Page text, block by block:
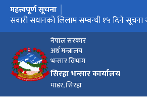
नेपाल सरकार
अर्थ मन्त्रालय
भन्सार विभाग
सिरहा भन्सार कार्यालय
माडर, सिरहा
मुख्य नेभिगेसनमा जानुहोस्
महत्त्वपूर्ण सूचना
सवारी सधानको लिलाम सम्बन्धी १५ दिने सूचना
लिलमी सम्बन्धी सूचना २०८२/११/१५
लिलाम २०८२-१०-०८
हकदाबी सूचना २०८२-१०-०६